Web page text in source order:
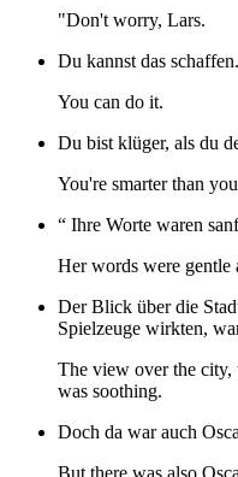
"Don't worry, Lars.
Du kannst das schaffen.
You can do it.
Du bist klüger, als du
You're smarter than
“ Ihre Worte waren
Her words were gentle
Der Blick über die
Spielzeuge wirkten,
The view over the
was soothing.
Doch da war auch